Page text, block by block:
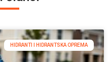
HIDRANTI I HIDRANTSKA OPREMA